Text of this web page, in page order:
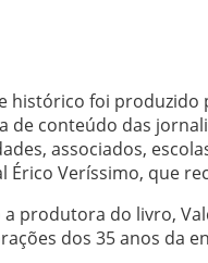
histórico foi produzido
de conteúdo das
associados,
Érico Veríssimo, que
a produtora do livro,
dos 35 anos da